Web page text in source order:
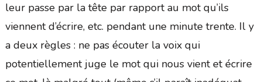
leur passe par la tête par rapport au mot qu’ils
viennent d’écrire, etc. pendant une minute trente. Il y
a deux règles : ne pas écouter la voix qui
potentiellement juge le mot qui nous vient et écrire